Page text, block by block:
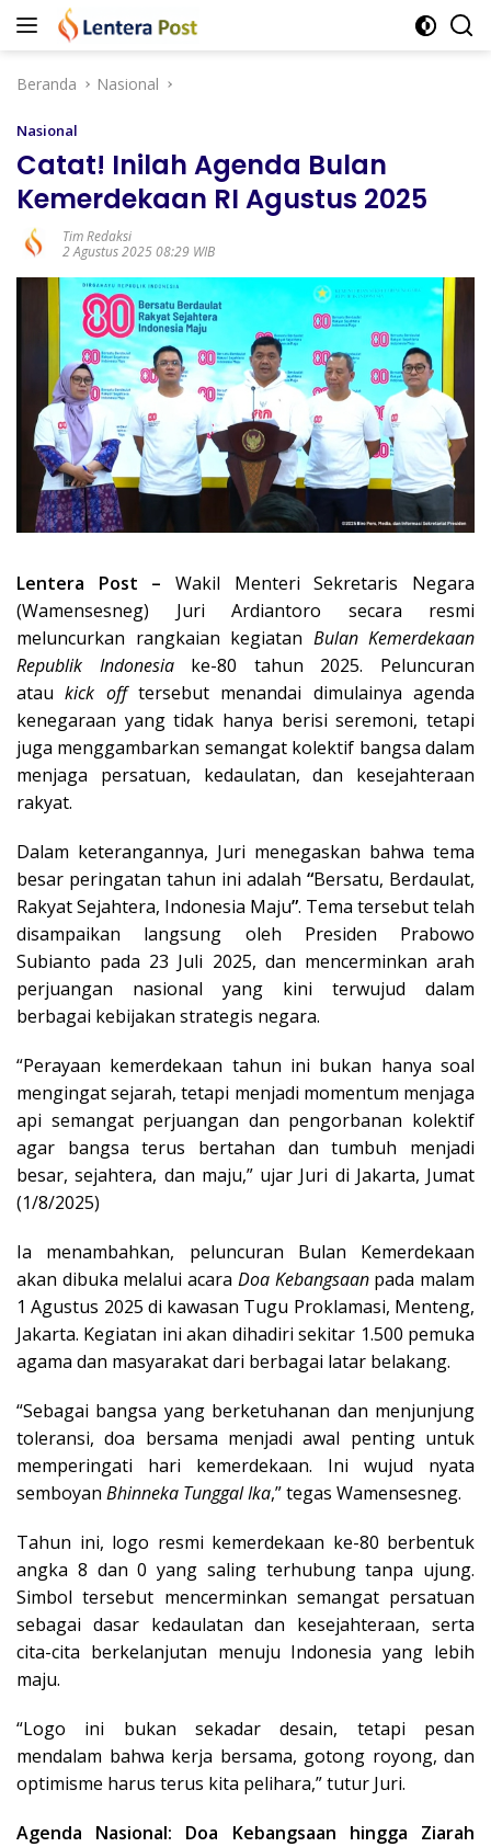
Langsung
Beranda
Nasional
Nasional
Catat! Inilah Agenda Bulan
Kemerdekaan RI Agustus 2025
Tim Redaksi
2 Agustus 2025 08:29 WIB
Lentera Post – Wakil Menteri Sekretaris Negara
(Wamensesneg) Juri Ardiantoro secara resmi
meluncurkan rangkaian kegiatan Bulan Kemerdekaan
Republik Indonesiake-80 tahun 2025. Peluncuran
ataukick offtersebut menandai dimulainya agenda
kenegaraan yang tidak hanya berisi seremoni, tetapi
juga menggambarkan semangat kolektif bangsa dalam
menjaga persatuan, kedaulatan, dan kesejahteraan
rakyat.
Dalam keterangannya, Juri menegaskan bahwa tema
besar peringatan tahun ini adalah “Bersatu, Berdaulat,
Rakyat Sejahtera, Indonesia Maju”. Tema tersebut telah
disampaikan langsung oleh Presiden Prabowo
Subianto pada 23 Juli 2025, dan mencerminkan arah
perjuangan nasional yang kini terwujud dalam
berbagai kebijakan strategis negara.
“Perayaan kemerdekaan tahun ini bukan hanya soal
mengingat sejarah, tetapi menjadi momentum menjaga
api semangat perjuangan dan pengorbanan kolektif
agar bangsa terus bertahan dan tumbuh menjadi
besar, sejahtera, dan maju,” ujar Juri di Jakarta, Jumat
(1/8/2025)
Ia menambahkan, peluncuran Bulan Kemerdekaan
akan dibuka melalui acara Doa Kebangsaanpada malam
1 Agustus 2025 di kawasan Tugu Proklamasi, Menteng,
Jakarta. Kegiatan ini akan dihadiri sekitar 1.500 pemuka
agama dan masyarakat dari berbagai latar belakang.
“Sebagai bangsa yang berketuhanan dan menjunjung
toleransi, doa bersama menjadi awal penting untuk
memperingati hari kemerdekaan. Ini wujud nyata
semboyan Bhinneka Tunggal Ika,” tegas Wamensesneg.
Tahun ini, logo resmi kemerdekaan ke-80 berbentuk
angka 8 dan 0 yang saling terhubung tanpa ujung.
Simbol tersebut mencerminkan semangat persatuan
sebagai dasar kedaulatan dan kesejahteraan, serta
cita-cita berkelanjutan menuju Indonesia yang lebih
maju.
“Logo ini bukan sekadar desain, tetapi pesan
mendalam bahwa kerja bersama, gotong royong, dan
optimisme harus terus kita pelihara,” tutur Juri.
Agenda Nasional: Doa Kebangsaan hingga Ziarah